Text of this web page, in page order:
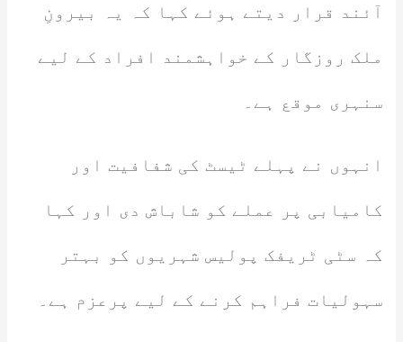
آئند قرار دیتے ہوئے کہا کہ یہ بیرونِ
ملک روزگار کے خواہشمند افراد کے لیے
سنہری موقع ہے۔
انہوں نے پہلے ٹیسٹ کی شفافیت اور
کامیابی پر عملے کو شاباش دی اور کہا
کہ سٹی ٹریفک پولیس شہریوں کو بہتر
سہولیات فراہم کرنے کے لیے پرعزم ہے۔